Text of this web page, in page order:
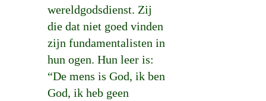
wereldgodsdienst. Zij
die dat niet goed vinden
zijn fundamentalisten in
hun ogen. Hun leer is:
“De mens is God, ik ben
God, ik heb geen